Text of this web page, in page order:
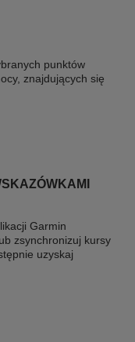
punktów
znajdujących się
Garmin
zsynchronizuj kursy
uzyskaj